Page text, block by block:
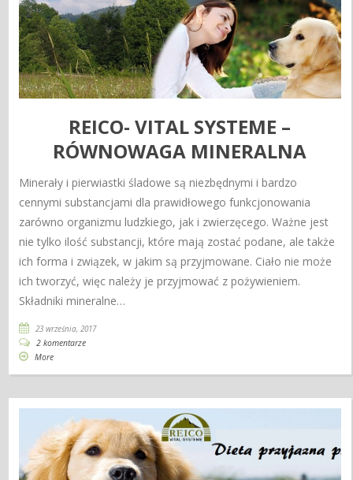
REICO- VITAL SYSTEME –
RÓWNOWAGA MINERALNA
Minerały i pierwiastki śladowe są niezbędnymi i bardzo
cennymi substancjami dla prawidłowego funkcjonowania
zarówno organizmu ludzkiego, jak i zwierzęcego. Ważne jest
nie tylko ilość substancji, które mają zostać podane, ale także
ich forma i związek, w jakim są przyjmowane. Ciało nie może
ich tworzyć, więc należy je przyjmować z pożywieniem.
Składniki mineralne…
23 września, 2017
2 komentarze
More